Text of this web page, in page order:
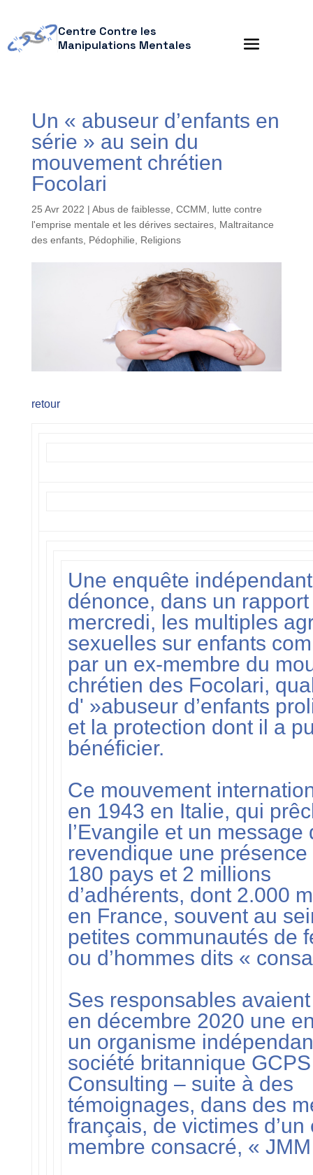
Centre Contre les
Manipulations Mentales
Un « abuseur d’enfants en
série » au sein du
mouvement chrétien
Focolari
25 Avr 2022 | Abus de faiblesse CCMM
lutte contre
l'emprise mentale et les dérives sectaires, Maltraitance
des enfants, Pédophilie Religions
retour
Une enquête
dénonce, dans un
mercredi, les multiples
sexuelles sur enfants
par un ex-membre du
chrétien des Focolari,
d' »abuseur d’enfants
et la protection dont il a
bénéficier.
Ce mouvement
en 1943 en Italie, qui
l’Evangile et un message
revendique une présence
180 pays et 2 millions
d’adhérents, dont 2.000
en France, souvent au
petites communautés de
ou d’hommes dits «
Ses responsables
en décembre 2020 une
un organisme
société britannique GCPS
Consulting – suite à des
témoignages, dans des
français, de victimes d’un
membre consacré, «